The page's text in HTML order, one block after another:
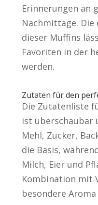
Erinnerungen an
Nachmittage.
dieser Muffins
Favoriten in der
werden.
Zutaten für den
Die Zutatenliste
ist überschaubar
Mehl, Zucker,
die Basis,
Milch, Eier und
Kombination mit
besondere